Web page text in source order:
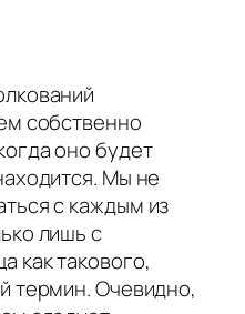
собственно
оно будет
Мы не
с каждым из
лишь с
как такового,
термин. Очевидно,